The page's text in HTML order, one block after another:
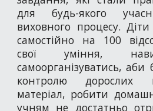
для будь-якого
виховного процесу.
самостійно на 100
свої уміння,
самоорганізуватись, аби
контролю дорослих
матеріал, робити
учням не достатньо